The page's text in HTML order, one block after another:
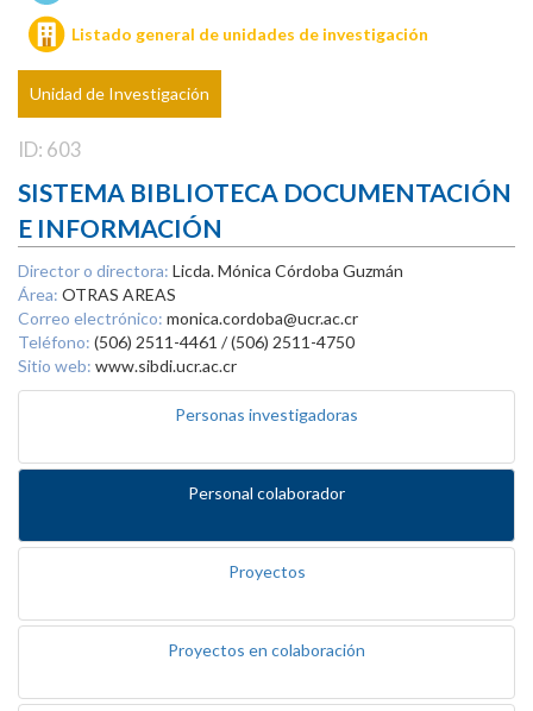
Listado general de unidades de investigación
Unidad de Investigación
ID: 603
SISTEMA BIBLIOTECA DOCUMENTACIÓN
E INFORMACIÓN
Director o directora: Licda. Mónica Córdoba Guzmán
Área: OTRAS AREAS
Correo electrónico: monica.cordoba@ucr.ac.cr
Teléfono: (506) 2511-4461 / (506) 2511-4750
Sitio web: www.sibdi.ucr.ac.cr
Personas investigadoras
Personal colaborador
Proyectos
Proyectos en colaboración